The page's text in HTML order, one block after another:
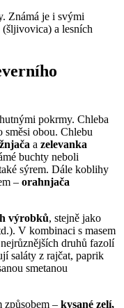
Známá je i svými
(šljivovica) a lesních
pokrmy. Chleba
směsi obou. Chlebu
a zelevanka
buchty neboli
sýrem. Dále koblihy
– orahnjača
výrobků, stejně jako
V kombinaci s masem
druhů fazolí
saláty z rajčat, paprik
smetanou
– kysané zelí,